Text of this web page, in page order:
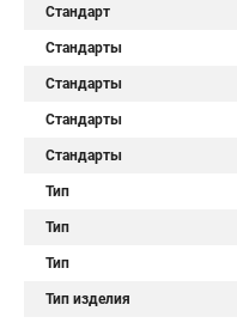
Стандарт
Стандарты
Стандарты
Стандарты
Стандарты
Тип
Тип
Тип
Тип изделия